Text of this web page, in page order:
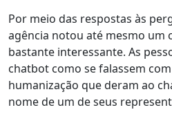
Por meio das respostas às
agência notou até mesmo um
bastante interessante. As
chatbot como se falassem
humanização que deram ao
nome de um de seus